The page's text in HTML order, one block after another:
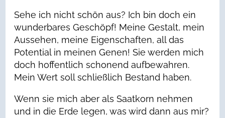
Sehe ich nicht schön aus? Ich bin doch ein
wunderbares Geschöpf! Meine Gestalt, mein
Aussehen, meine Eigenschaften, all das
Potential in meinen Genen! Sie werden mich
doch hoffentlich schonend aufbewahren.
Mein Wert soll schließlich Bestand haben.
Wenn sie mich aber als Saatkorn nehmen
und in die Erde legen, was wird dann aus mir?